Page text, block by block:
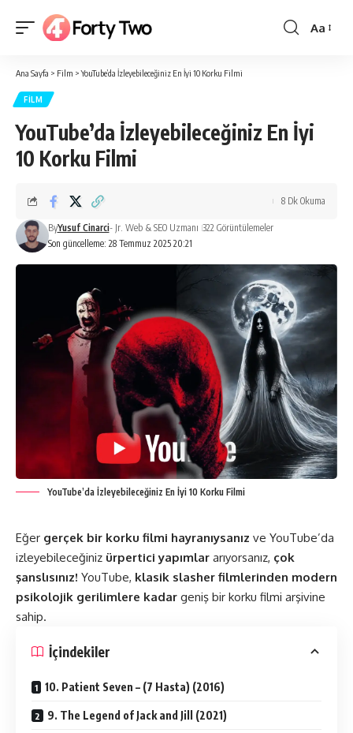
Yazı
Aa
Ana Sayfa > Film >YouTube’da İzleyebileceğiniz En İyi 10 Korku Filmi
FILM
YouTube’da İzleyebileceğiniz En İyi
10 Korku Filmi
Son güncelleme: 28 Temmuz 2025 20:21
ByYusuf Cinarci- Jr. Web & SEO Uzmanı 322 Görüntülemeler
8 Dk Okuma
YouTube’da İzleyebileceğiniz En İyi 10 Korku Filmi
Eğer gerçek bir korku filmi hayranıysanız ve YouTube’da
izleyebileceğiniz ürpertici yapımlar arıyorsanız, çok
şanslısınız! YouTube, klasik slasher filmlerinden modern
psikolojik gerilimlere kadar geniş bir korku filmi arşivine
sahip.
İçindekiler
10. Patient Seven – (7 Hasta) (2016)
9. The Legend of Jack and Jill (2021)